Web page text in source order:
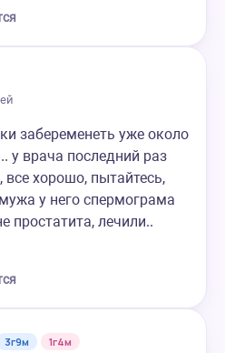
забеременеть уже около
у врача последний раз
хорошо, пытайтесь,
у него спермограма
простатита, лечили..
3г9м
1г4м